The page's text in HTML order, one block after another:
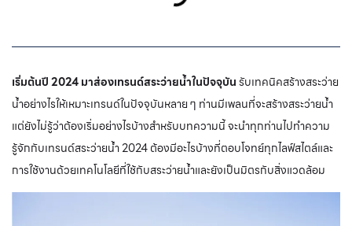
เริ่มต้นปี 2024 มาส่องเทรนด์สระว่ายน้ำในปัจจุบันรับเทคนิคสร้างสระว่าย
น้ำอย่างไรให้เหมาะเทรนด์ในปัจจุบันหลาย ๆ ท่านมีเพลนที่จะสร้างสระว่ายน้ำ
แต่ยังไม่รู้ว่าต้องเริ่มอย่างไรบ้างสำหรับบทความนี้ จะนำทุกท่านไปทำความ
รู้จักกับเทรนด์สระว่ายน้ำ 2024 ต้องมีอะไรบ้างที่ตอบโจทย์ทุกไลฟ์สไตล์และ
การใช้งานด้วยเทคโนโลยีที่ใช้กับสระว่ายน้ำและยังเป็นมิตรกับสิ่งแวดล้อม